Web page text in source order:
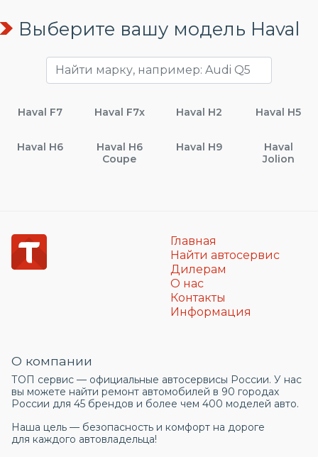
Выберите вашу модель Haval
Haval F7 Haval F7x Haval H2 Haval H5
Haval H6
Haval H6
Coupe
Haval H9
Haval
Jolion
Главная
Найти автосервис
Дилерам
О нас
Контакты
Информация
О компании
ТОП сервис — официальные автосервисы России. У нас
вы можете найти ремонт автомобилей в 90 городах
России для 45 брендов и более чем 400 моделей авто.
Наша цель — безопасность и комфорт на дороге
для каждого автовладельца!